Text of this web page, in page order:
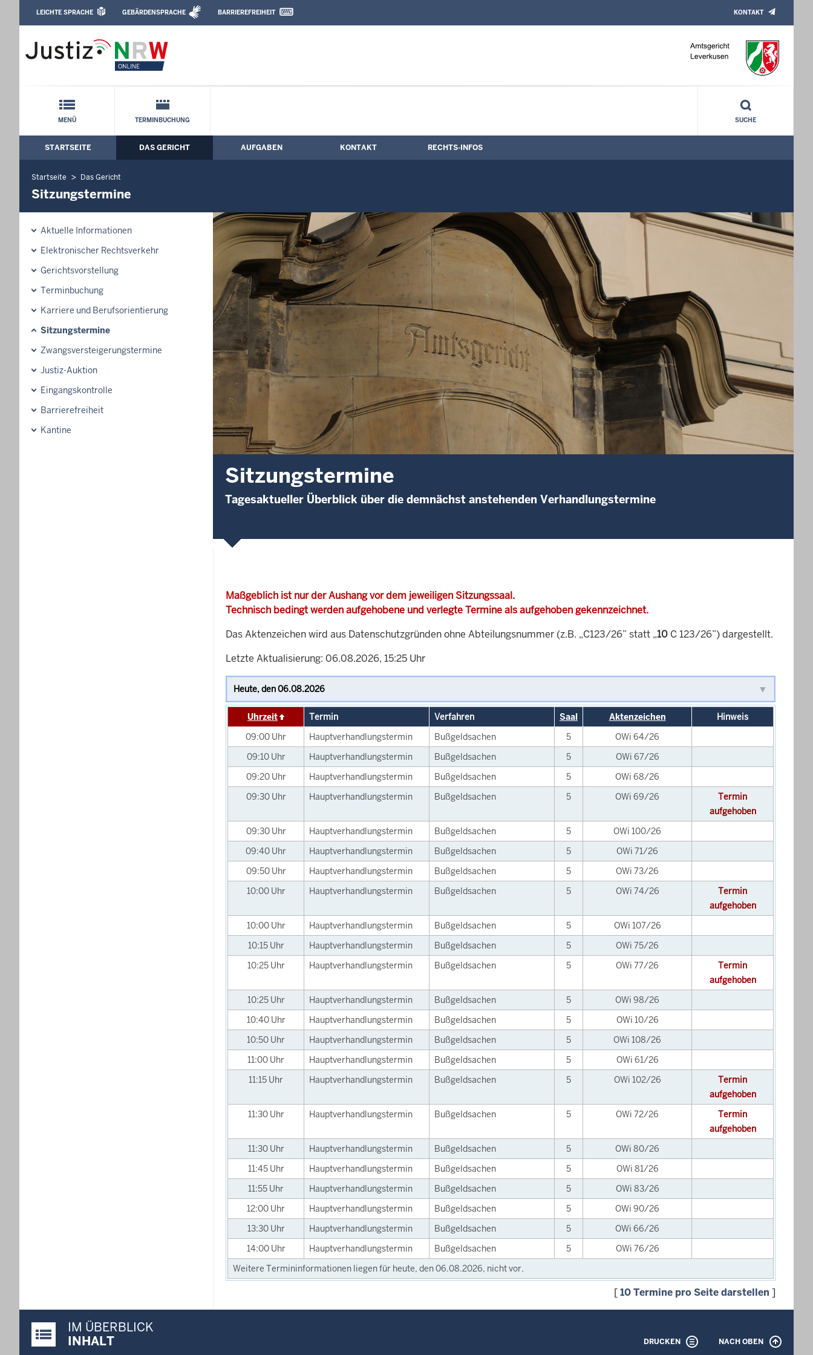
Amtsgericht Leverkusen: Sitzungstermine
Leichte Sprache, Gebärdensprachenvideo und Kontaktformular
LEICHTE SPRACHE GEBÄRDENSPRACHE BARRIEREFREIHEIT KONTAKT
Schnellnavigation mit Volltext-Suche
MENÜ TERMINBUCHUNG SUCHE
Hauptmenü: Hauptnavigation
STARTSEITE DAS GERICHT AUFGABEN KONTAKT RECHTS-INFOS
Startseite Das Gericht
Sitzungstermine
Aktuelle Informationen
Elektronischer Rechtsverkehr
Gerichtsvorstellung
Terminbuchung
Karriere und Berufsorientierung
Sitzungstermine
Zwangsversteigerungstermine
Justiz-Auktion
Eingangskontrolle
Barrierefreiheit
Kantine
Sitzungstermine
Tagesaktueller Überblick über die demnächst anstehenden Verhandlungstermine
Maßgeblich ist nur der Aushang vor dem jeweiligen Sitzungssaal.
Technisch bedingt werden aufgehobene und verlegte Termine als aufgehoben gekennzeichnet.
Das Aktenzeichen wird aus Datenschutzgründen ohne Abteilungsnummer (z.B. „C123/26” statt „10 C 123/26”) dargestellt.
Letzte Aktualisierung: 06.08.2026, 15:25 Uhr
Uhrzeit Termin Verfahren Saal Aktenzeichen
Hinweis
09:00 Uhr Hauptverhandlungstermin Bußgeldsachen 5
OWi 64/26
09:10 Uhr Hauptverhandlungstermin Bußgeldsachen 5
OWi 67/26
09:20 Uhr Hauptverhandlungstermin Bußgeldsachen 5
OWi 68/26
09:30 Uhr Hauptverhandlungstermin Bußgeldsachen 5 OWi 69/26
Termin
aufgehoben
09:30 Uhr Hauptverhandlungstermin Bußgeldsachen 5
OWi 100/26
09:40 Uhr Hauptverhandlungstermin Bußgeldsachen 5
OWi 71/26
09:50 Uhr Hauptverhandlungstermin Bußgeldsachen 5
OWi 73/26
10:00 Uhr Hauptverhandlungstermin Bußgeldsachen 5 OWi 74/26
Termin
aufgehoben
10:00 Uhr Hauptverhandlungstermin Bußgeldsachen 5
OWi 107/26
10:15 Uhr Hauptverhandlungstermin Bußgeldsachen 5
OWi 75/26
10:25 Uhr Hauptverhandlungstermin Bußgeldsachen 5 OWi 77/26
Termin
aufgehoben
10:25 Uhr Hauptverhandlungstermin Bußgeldsachen 5
OWi 98/26
10:40 Uhr Hauptverhandlungstermin Bußgeldsachen 5
OWi 10/26
10:50 Uhr Hauptverhandlungstermin Bußgeldsachen 5
OWi 108/26
11:00 Uhr Hauptverhandlungstermin Bußgeldsachen 5
OWi 61/26
11:15 Uhr Hauptverhandlungstermin Bußgeldsachen 5 OWi 102/26
Termin
aufgehoben
11:30 Uhr Hauptverhandlungstermin Bußgeldsachen 5 OWi 72/26
Termin
aufgehoben
11:30 Uhr Hauptverhandlungstermin Bußgeldsachen 5
OWi 80/26
11:45 Uhr Hauptverhandlungstermin Bußgeldsachen 5
OWi 81/26
11:55 Uhr Hauptverhandlungstermin Bußgeldsachen 5
OWi 83/26
12:00 Uhr Hauptverhandlungstermin Bußgeldsachen 5
OWi 90/26
13:30 Uhr Hauptverhandlungstermin Bußgeldsachen 5
OWi 66/26
14:00 Uhr Hauptverhandlungstermin Bußgeldsachen 5
OWi 76/26
Weitere Termininformationen liegen für heute, den 06.08.2026, nicht vor.
[10 Termine pro Seite darstellen ]
Justiz-Portal im Überblick:
IM ÜBERBLICK
INHALT
DRUCKEN NACH OBEN